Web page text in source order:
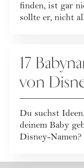
finden, ist gar
sollte er, nicht
17
von
Du suchst
deinem Baby
Disney-